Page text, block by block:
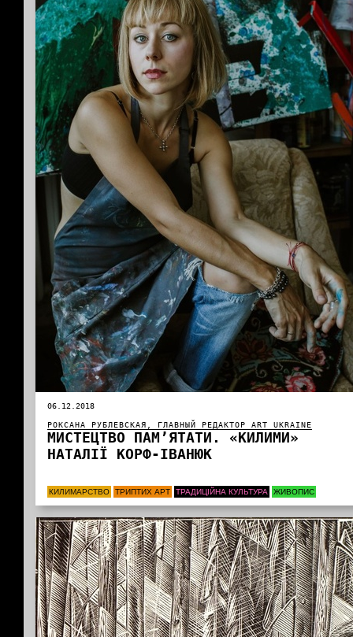
06.12.2018
РОКСАНА РУБЛЕВСКАЯ, ГЛАВНЫЙ РЕДАКТОР ART UKRAINE
МИСТЕЦТВО ПАМ’ЯТАТИ. «КИЛИМИ»
НАТАЛІЇ КОРФ-ІВАНЮК
КИЛИМАРСТВО ТРИПТИХ АРТ ТРАДИЦІЙНА КУЛЬТУРА ЖИВОПИС